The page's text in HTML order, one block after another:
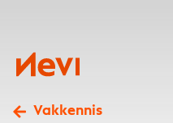
Nevi
Vakkennis